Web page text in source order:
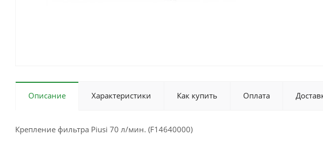
Описание Характеристики Как купить Оплата
Крепление фильтра Piusi 70 л/мин. (F14640000)